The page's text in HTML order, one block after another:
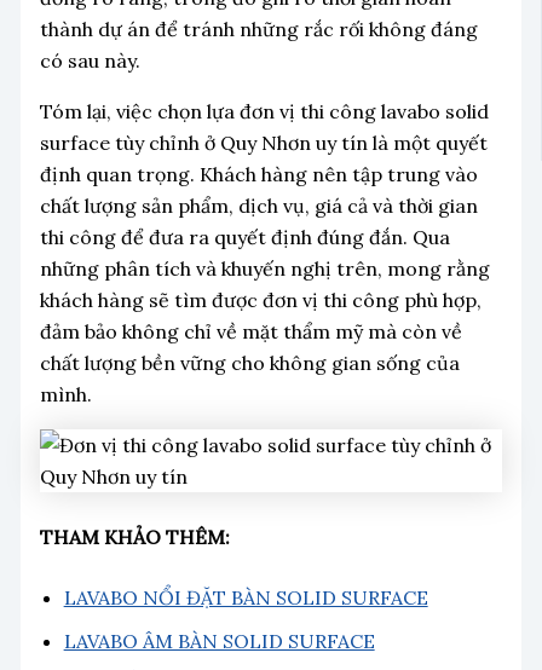
thành dự án để tránh những rắc rối không đáng
có sau này.
Tóm lại, việc chọn lựa đơn vị thi công lavabo solid
surface tùy chỉnh ở Quy Nhơn uy tín là một quyết
định quan trọng. Khách hàng nên tập trung vào
chất lượng sản phẩm, dịch vụ, giá cả và thời gian
thi công để đưa ra quyết định đúng đắn. Qua
những phân tích và khuyến nghị trên, mong rằng
khách hàng sẽ tìm được đơn vị thi công phù hợp,
đảm bảo không chỉ về mặt thẩm mỹ mà còn về
chất lượng bền vững cho không gian sống của
mình.
THAM KHẢO THÊM:
LAVABO NỔI ĐẶT BÀN SOLID SURFACE
LAVABO ÂM BÀN SOLID SURFACE